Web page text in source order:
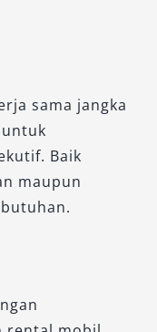
sama jangka
Baik
maupun